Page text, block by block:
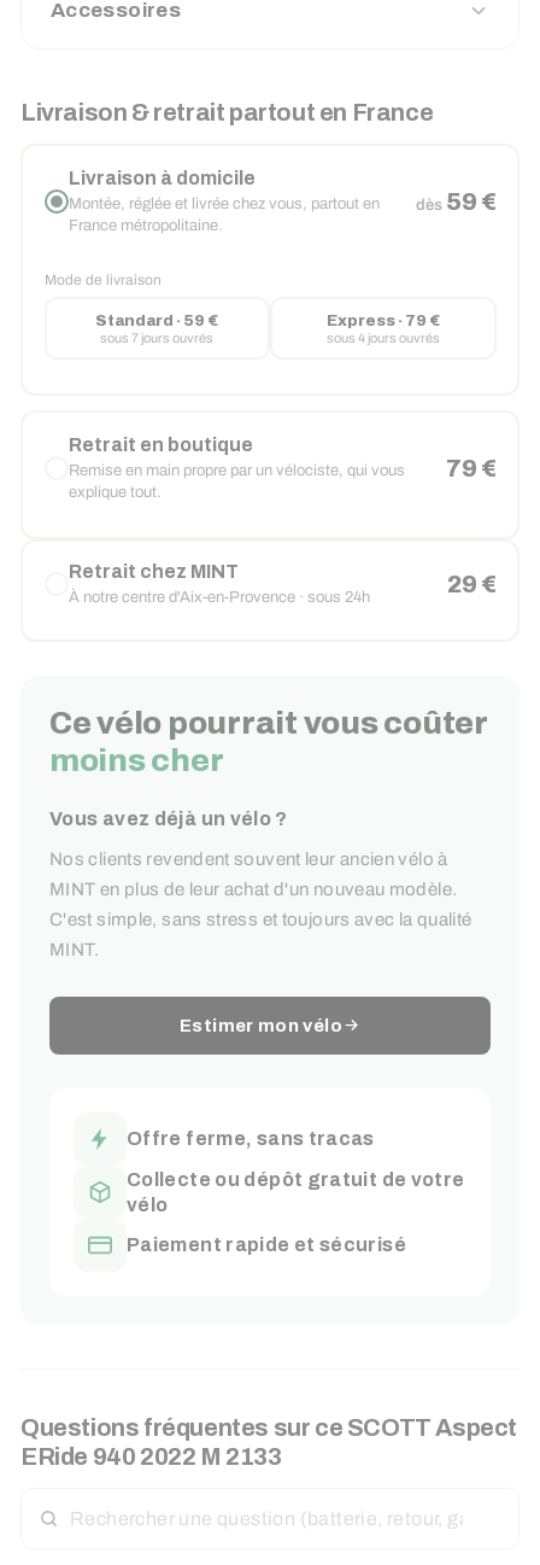
Accessoires
Livraison & retrait partout en France
Livraison à domicile
Montée, réglée et livrée chez vous, partout en
France métropolitaine.
dès 59 €
Mode de livraison
Standard · 59 €
sous 7 jours ouvrés
Express · 79 €
sous 4 jours ouvrés
Retrait en boutique
Remise en main propre par un vélociste, qui vous
explique tout.
79 €
Retrait chez MINT
À notre centre d'Aix-en-Provence · sous 24h 29 €
Ce vélo pourrait vous coûter
moins cher
Vous avez déjà un vélo ?
Nos clients revendent souvent leur ancien vélo à
MINT en plus de leur achat d'un nouveau modèle.
C'est simple, sans stress et toujours avec la qualité
MINT.
Estimer mon vélo
Offre ferme, sans tracas
Collecte ou dépôt gratuit de votre
vélo
Paiement rapide et sécurisé
Questions fréquentes sur ce SCOTT Aspect
ERide 940 2022 M 2133
UNE